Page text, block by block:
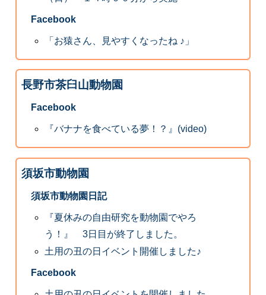
Facebook
「お猿さん、見やすくなったね ♪」
長野市茶臼山動物園
Facebook
『バナナを食べている夢！？』(video)
須坂市動物園
須坂市動物園日記
『夏休みの自由研究を動物園でやろ
う！』 3日目が終了しました。
土用の丑の日イベント開催しました♪
Facebook